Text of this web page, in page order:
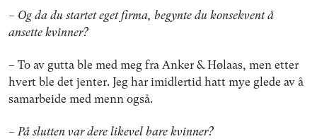
– Og da du startet eget firma, begynte du konsekvent å
ansette kvinner?
– To av gutta ble med meg fra Anker & Hølaas, men etter
hvert ble det jenter. Jeg har imidlertid hatt mye glede av å
samarbeide med menn også.
– På slutten var dere likevel bare kvinner?